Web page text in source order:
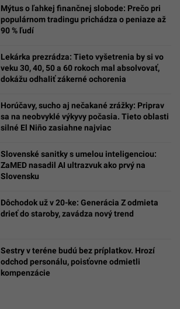
Mýtus o ľahkej finančnej slobode: Prečo pri
populárnom tradingu prichádza o peniaze až
90 % ľudí
Lekárka prezrádza: Tieto vyšetrenia by si vo
veku 30, 40, 50 a 60 rokoch mal absolvovať,
dokážu odhaliť zákerné ochorenia
Horúčavy, sucho aj nečakané zrážky: Priprav
sa na neobvyklé výkyvy počasia. Tieto oblasti
silné El Niño zasiahne najviac
Slovenské sanitky s umelou inteligenciou:
ZaMED nasadil AI ultrazvuk ako prvý na
Slovensku
Dôchodok už v 20-ke: Generácia Z odmieta
drieť do staroby, zavádza nový trend
Sestry v teréne budú bez príplatkov. Hrozí
odchod personálu, poisťovne odmietli
kompenzácie